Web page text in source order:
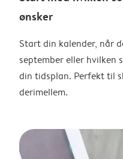
ønsker
Start din kalender, når
september eller hvilken
din tidsplan. Perfekt til
derimellem.